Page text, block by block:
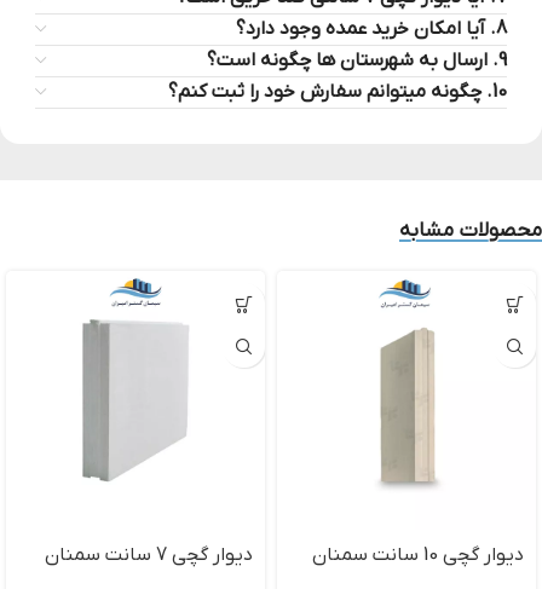
8. آیا امکان خرید عمده وجود دارد؟
9. ارسال به شهرستان ها چگونه است؟
10. چگونه میتوانم سفارش خود را ثبت کنم؟
محصولات مشابه
دیوار گچی 10 سانت سمنان دیوار گچی 7 سانت سمنان